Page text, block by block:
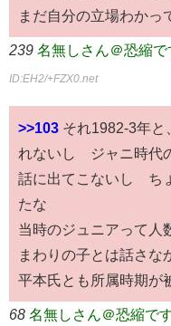
まだ自分の立場わかっ
239 名無しさん＠恐縮で
ID:EH2/+FZX0.net
>>103 それ1982-3年と
れないし ジャニ時代
話に出てこないし ち
たな
当時のジュニアって人
まわりの子とは話さな
平本氏とも所属時期が
68 名無しさん＠恐縮で